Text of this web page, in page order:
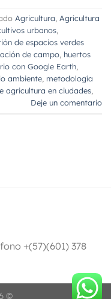
Agricultura, Agricultura
urbanos,
de espacios verdes
de campo, huertos
con Google Earth,
ambiente, metodología
agricultura en ciudades,
Deje un comentario
+(57)(601) 378
©